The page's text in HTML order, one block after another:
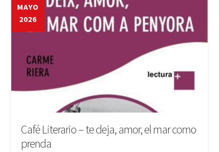
MAYO
2026
Café Literario – te deja, amor, el mar como
prenda